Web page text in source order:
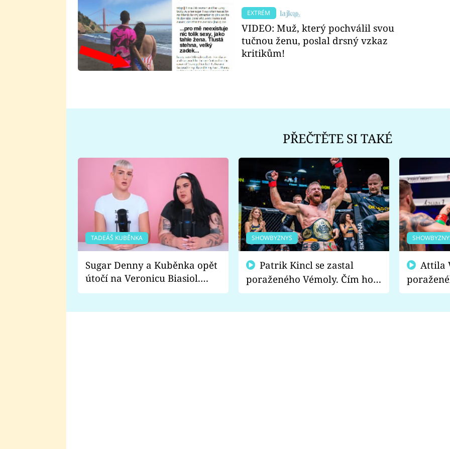
EXTRÉM
VIDEO: Muž, který pochválil svou
tučnou ženu, poslal drsný vzkaz
kritikům!
PŘEČTĚTE SI TAKÉ
TADEÁŠ KUBĚNKA
Sugar Denny a Kuběnka opět
útočí na Veronicu Biasiol.
Proč je podle nich falešná a
SHOWBYZNYS
poraženého Vémoly. Čím ho
fanoušci naštvali?
chce